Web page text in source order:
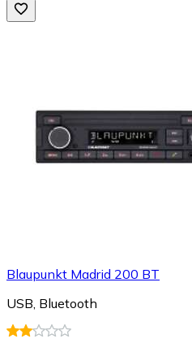
Blaupunkt Madrid 200 BT
USB, Bluetooth